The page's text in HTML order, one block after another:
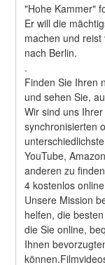
"Hohe Kammer"
Er will die
machen und
nach Berlin.
.
Finden Sie Ihren
und sehen Sie,
Wir sind uns
synchronisierten
YouTube,
anderen zu
4 kostenlos
Unsere Mission
helfen, die
die Sie online,
Ihnen